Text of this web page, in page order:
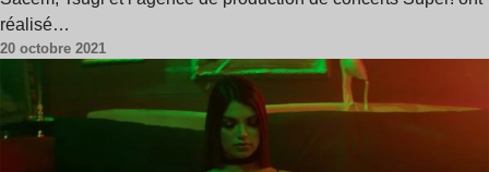
réalisé…
20 octobre 2021